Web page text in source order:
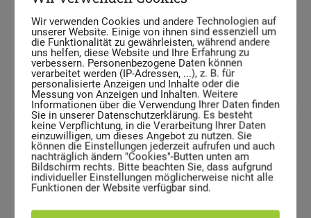
50 L
Nennvolumen
Höhe 730 mm
Durchmesser 385 mm
Wir verwenden Cookies und andere Technologien auf
unserer Website. Einige von ihnen sind essenziell um
die Funktionalität zu gewährleisten, während andere
uns helfen, diese Website und Ihre Erfahrung zu
verbessern. Personenbezogene Daten können
verarbeitet werden (IP-Adressen, ...), z. B. für
personalisierte Anzeigen und Inhalte oder die
Messung von Anzeigen und Inhalten. Weitere
Informationen über die Verwendung Ihrer Daten finden
Sie in unserer Datenschutzerklärung. Es besteht
keine Verpflichtung, in die Verarbeitung Ihrer Daten
einzuwilligen, um dieses Angebot zu nutzen. Sie
können die Einstellungen jederzeit aufrufen und auch
nachträglich ändern "Cookies"-Butten unten am
Bildschirm rechts. Bitte beachten Sie, dass aufgrund
individueller Einstellungen möglicherweise nicht alle
Funktionen der Website verfügbar sind.